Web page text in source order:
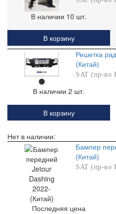
В наличии 10 шт.
В корзину
Решетка
(Китай)
SAT (пр-во
В наличии 2 шт.
В корзину
Нет в наличии:
Бампер
(Китай)
SAT (пр-во
Последняя цена